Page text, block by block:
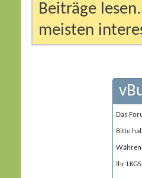
Beiträge
meisten
Das
Bitte
Ihr